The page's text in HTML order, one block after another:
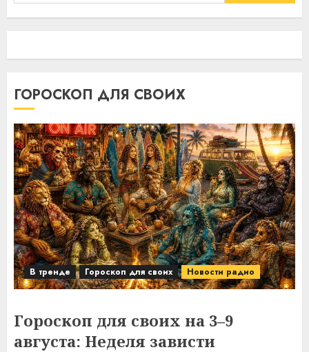
ГОРОСКОП ДЛЯ СВОИХ
В тренде Гороскоп для своих Новости радио
Гороскоп для своих на 3–9
августа: Неделя зависти